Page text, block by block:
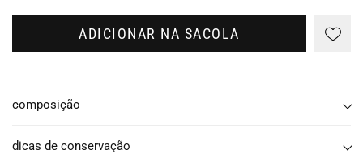
ADICIONAR NA SACOLA
composição
dicas de conservação